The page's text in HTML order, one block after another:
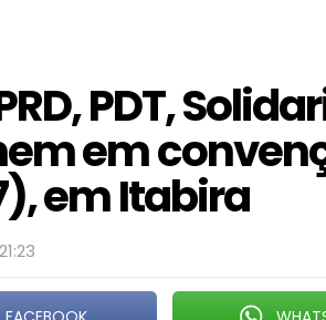
PDT,
em
em Itabira